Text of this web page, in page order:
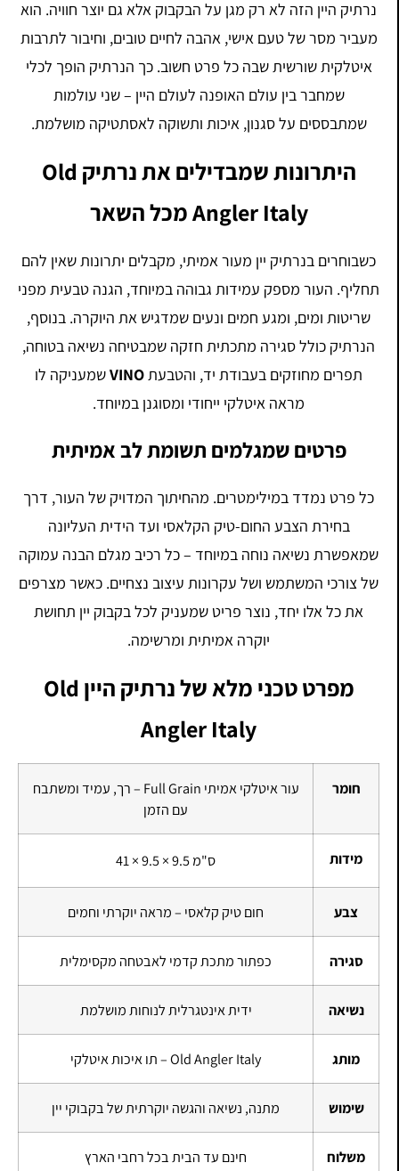
נרתיק היין הזה לא רק מגן על הבקבוק אלא גם יוצר חוויה. הוא
מעביר מסר של טעם אישי, אהבה לחיים טובים, וחיבור לתרבות
איטלקית שורשית שבה כל פרט חשוב. כך הנרתיק הופך לכלי
שמחבר בין עולם האופנה לעולם היין – שני עולמות
שמתבססים על סגנון, איכות ותשוקה לאסתטיקה מושלמת.
היתרונות שמבדילים את נרתיק Old
Angler Italy מכל השאר
כשבוחרים בנרתיק יין מעור אמיתי, מקבלים יתרונות שאין להם
תחליף. העור מספק עמידות גבוהה במיוחד, הגנה טבעית מפני
שריטות ומים, ומגע חמים ונעים שמדגיש את היוקרה. בנוסף,
הנרתיק כולל סגירה מתכתית חזקה שמבטיחה נשיאה בטוחה,
תפרים מחוזקים בעבודת יד, והטבעתVINOשמעניקה לו
מראה איטלקי ייחודי ומסוגנן במיוחד.
פרטים שמגלמים תשומת לב אמיתית
כל פרט נמדד במילימטרים. מהחיתוך המדויק של העור, דרך
בחירת הצבע החום-טיק הקלאסי ועד הידית העליונה
שמאפשרת נשיאה נוחה במיוחד – כל רכיב מגלם הבנה עמוקה
של צורכי המשתמש ושל עקרונות עיצוב נצחיים. כאשר מצרפים
את כל אלו יחד, נוצר פריט שמעניק לכל בקבוק יין תחושת
יוקרה אמיתית ומרשימה.
מפרט טכני מלא של נרתיק היין Old
Angler Italy
חומר
עור איטלקי אמיתי Full Grain – רך, עמיד ומשתבח
עם הזמן
מידות 41 × 9.5 × 9.5 ס"מ
צבע חום טיק קלאסי – מראה יוקרתי וחמים
סגירה כפתור מתכת קדמי לאבטחה מקסימלית
נשיאה ידית אינטגרלית לנוחות מושלמת
מותג Old Angler Italy – תו איכות איטלקי
שימוש מתנה, נשיאה והגשה יוקרתית של בקבוקי יין
משלוח חינם עד הבית בכל רחבי הארץ